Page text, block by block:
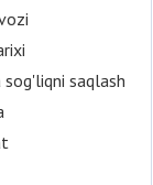
saqlash